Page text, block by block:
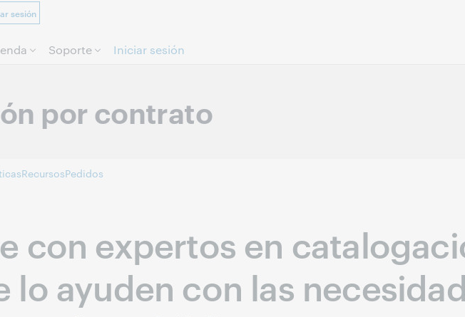
sesión
Soporte Iniciar sesión
por contrato
RecursosPedidos
con expertos en
lo ayuden con las